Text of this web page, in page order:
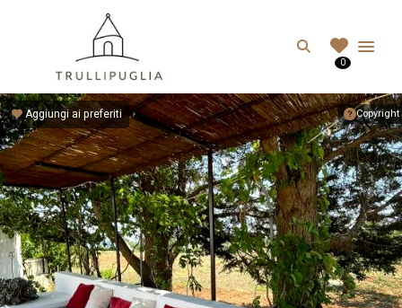
Search
0
Copyright
Aggiungi ai preferiti